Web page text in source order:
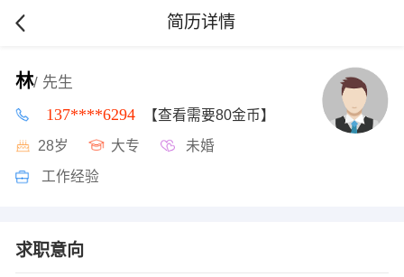
简历详情
林/ 先生
137****6294 【查看需要80金币】
28岁 大专 未婚
工作经验
求职意向